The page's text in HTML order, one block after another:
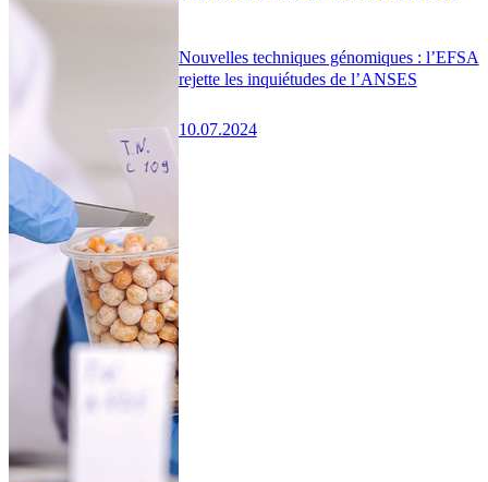
Nouvelles techniques génomiques : l’EFSA
rejette les inquiétudes de l’ANSES
10.07.2024